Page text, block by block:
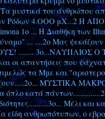
Τα μυστικά του άνθρώπου
Ρόδων 4.ΟΟΟ μΧ...2 Η
1ο ... Η Διαθήκη των
... ....2o Μας
........ 3o...ΝΑΥΠΛΙΟΣ
οι απαντήσεις που
τα Μμε και
ΜΥΣΤΙΚΑ
όπλο κατά
Μέλι και
είδη ανθρωπότυπων, ο